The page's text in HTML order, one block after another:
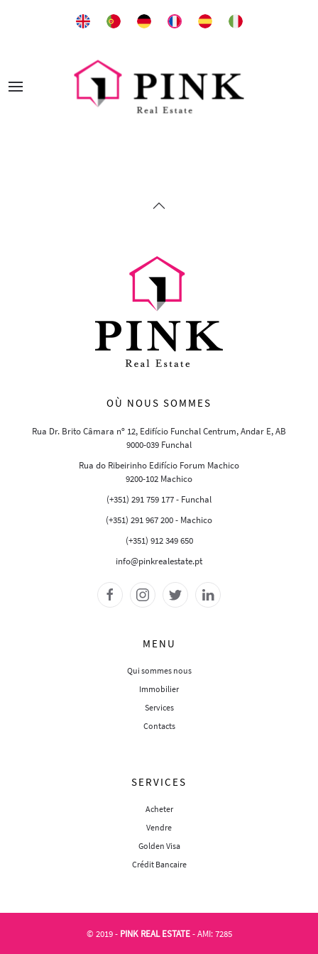
OÙ NOUS SOMMES
Rua Dr. Brito Câmara nº 12, Edifício Funchal Centrum, Andar E, AB
9000-039 Funchal
Rua do Ribeirinho Edifício Forum Machico
9200-102 Machico
(+351) 291 759 177 - Funchal
(+351) 291 967 200 - Machico
(+351) 912 349 650
info@pinkrealestate.pt
MENU
Qui sommes nous
Immobilier
Services
Contacts
SERVICES
Acheter
Vendre
Golden Visa
Crédit Bancaire
© 2019 - PINK REAL ESTATE- AMI: 7285